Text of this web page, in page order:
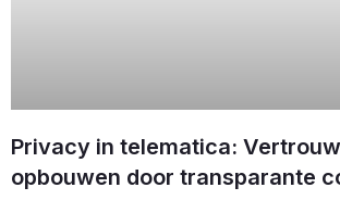
Privacy in telematica:
opbouwen door transparante